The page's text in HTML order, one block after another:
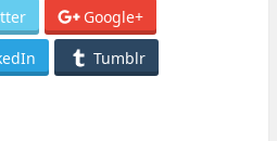
Google+
Tumblr